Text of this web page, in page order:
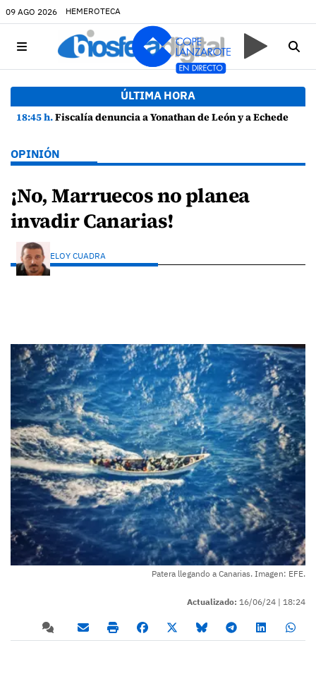
09 AGO 2026 HEMEROTECA
ÚLTIMA HORA
18:45 h.Fiscalía denuncia a Yonathan de León y a Echedey Eugenio por presuntas anomalías en contratos festivos
OPINIÓN
¡No, Marruecos no planea
invadir Canarias!
ELOY CUADRA
Patera llegando a Canarias. Imagen: EFE.
Actualizado: 16/06/24 | 18:24